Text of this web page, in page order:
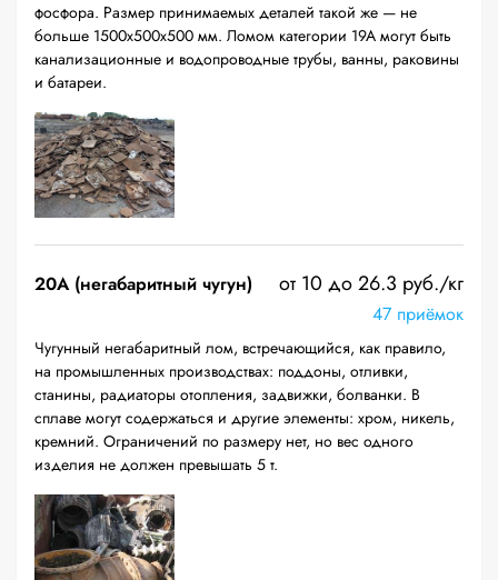
фосфора. Размер принимаемых деталей такой же — не
больше 1500х500х500 мм. Ломом категории 19А могут быть
канализационные и водопроводные трубы, ванны, раковины
и батареи.
20A (негабаритный чугун) от 10 до 26.3 руб./кг
47 приёмок
Чугунный негабаритный лом, встречающийся, как правило,
на промышленных производствах: поддоны, отливки,
станины, радиаторы отопления, задвижки, болванки. В
сплаве могут содержаться и другие элементы: хром, никель,
кремний. Ограничений по размеру нет, но вес одного
изделия не должен превышать 5 т.